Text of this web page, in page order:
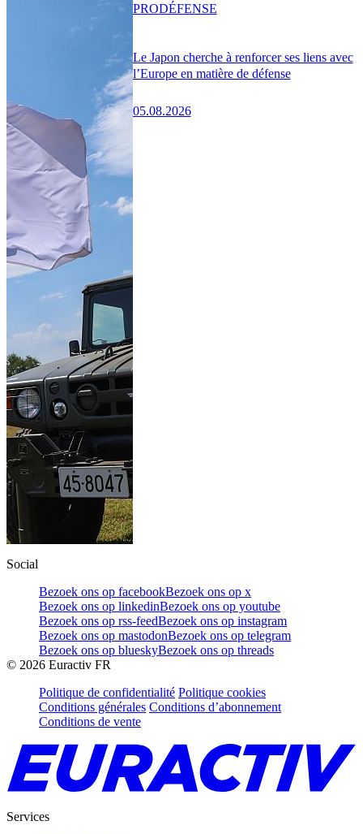
Le Japon cherche à renforcer ses liens avec
l’Europe en matière de défense
05.08.2026
PRODÉFENSE
Social
Bezoek ons op facebookBezoek ons op x
Bezoek ons op linkedinBezoek ons op youtube
Bezoek ons op rss-feedBezoek ons op instagram
Bezoek ons op mastodonBezoek ons op telegram
Bezoek ons op blueskyBezoek ons op threads
© 2026 Euractiv FR
Politique de confidentialité Politique cookies
Conditions générales Conditions d’abonnement
Conditions de vente
Services